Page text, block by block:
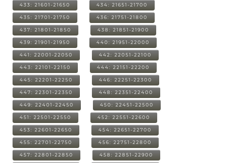
433: 21601-21650 434: 21651-21700
435: 21701-21750 436: 21751-21800
437: 21801-21850 438: 21851-21900
439: 21901-21950 440: 21951-22000
441: 22001-22050 442: 22051-22100
443: 22101-22150 444: 22151-22200
445: 22201-22250 446: 22251-22300
447: 22301-22350 448: 22351-22400
449: 22401-22450 450: 22451-22500
451: 22501-22550 452: 22551-22600
453: 22601-22650 454: 22651-22700
455: 22701-22750 456: 22751-22800
457: 22801-22850 458: 22851-22900